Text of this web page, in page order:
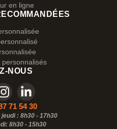
en ligne
personnalisés
NOUS
71 54 30
: 8h30 - 17h30
8h30 - 15h30